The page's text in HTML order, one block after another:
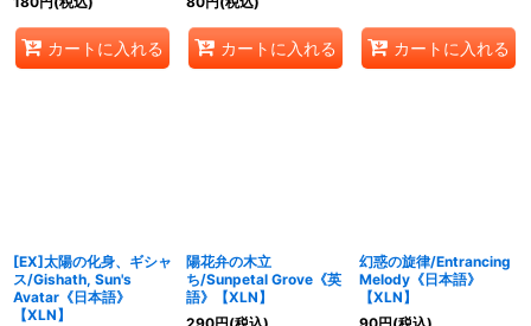
カートに入れる カートに入れる カートに入れる
[EX]太陽の化身、ギシャ
ス/Gishath, Sun's
Avatar《日本語》
【XLN】
陽花弁の木立
ち/Sunpetal Grove《英
語》【XLN】
幻惑の旋律/Entrancing
Melody《日本語》
【XLN】